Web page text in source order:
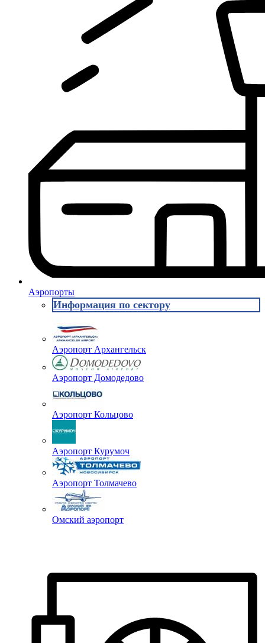
Аэропорты
Информация по сектору
Аэропорт Архангельск
Аэропорт Домодедово
Аэропорт Кольцово
Аэропорт Курумоч
Аэропорт Толмачево
Омский аэропорт